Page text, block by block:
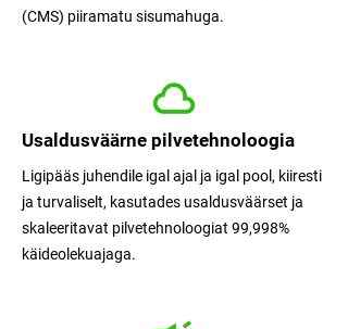
(CMS) piiramatu sisumahuga.
Usaldusväärne pilvetehnoloogia
Ligipääs juhendile igal ajal ja igal pool, kiiresti
ja turvaliselt, kasutades usaldusväärset ja
skaleeritavat pilvetehnoloogiat 99,998%
käideolekuajaga.